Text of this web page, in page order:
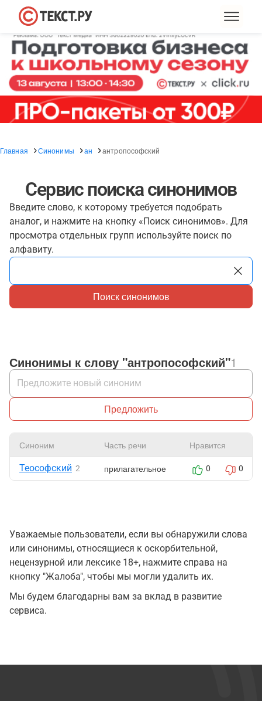
Главная Синонимы ан антропософский
Сервис поиска синонимов
Введите слово, к которому требуется подобрать
аналог, и нажмите на кнопку «Поиск синонимов». Для
просмотра отдельных групп используйте поиск по
алфавиту.
Поиск синонимов
Синонимы к слову "антропософский"1
Предложить
Синоним Часть речи Нравится
Теософский 2 прилагательное 0 0
Уважаемые пользователи, если вы обнаружили слова
или синонимы, относящиеся к оскорбительной,
нецензурной или лексике 18+, нажмите справа на
кнопку "Жалоба", чтобы мы могли удалить их.
Мы будем благодарны вам за вклад в развитие
сервиса.